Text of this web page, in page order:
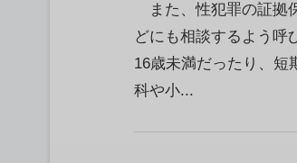
また、性犯罪の証拠
どにも相談するよう呼
16歳未満だったり、短
科や小...